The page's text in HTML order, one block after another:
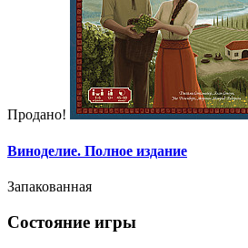
Продано!
Виноделие. Полное издание
Запакованная
Состояние игры